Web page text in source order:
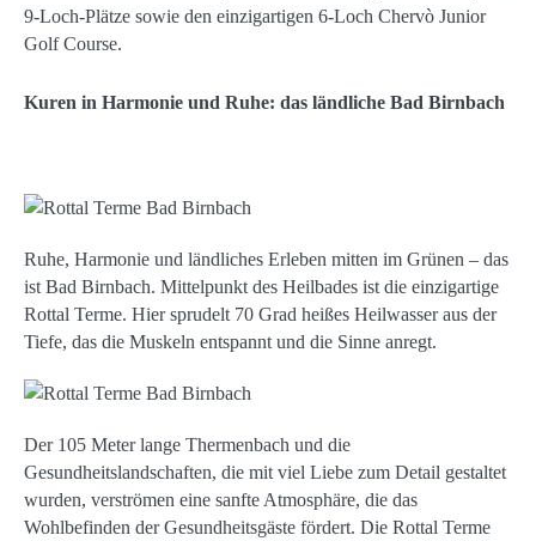
9-Loch-Plätze sowie den einzigartigen 6-Loch Chervò Junior
Golf Course.
Kuren in Harmonie und Ruhe: das ländliche Bad Birnbach
Ruhe, Harmonie und ländliches Erleben mitten im Grünen – das
ist Bad Birnbach. Mittelpunkt des Heilbades ist die einzigartige
Rottal Terme. Hier sprudelt 70 Grad heißes Heilwasser aus der
Tiefe, das die Muskeln entspannt und die Sinne anregt.
Der 105 Meter lange Thermenbach und die
Gesundheitslandschaften, die mit viel Liebe zum Detail gestaltet
wurden, verströmen eine sanfte Atmosphäre, die das
Wohlbefinden der Gesundheitsgäste fördert. Die Rottal Terme